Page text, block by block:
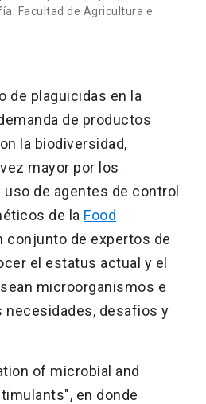
Facultad de Agricultura e
de plaguicidas en la
de productos
la biodiversidad,
mayor por los
de agentes de control
de la Food
conjunto de expertos de
el estatus actual y el
microorganismos e
desafios y
of microbial and
en donde